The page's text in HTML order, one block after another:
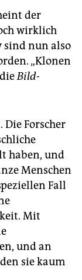
der
wirklich
sind nun also
„Klonen
dieBild-
Die Forscher
haben, und
Menschen
Fall
Mit
und an
sie kaum